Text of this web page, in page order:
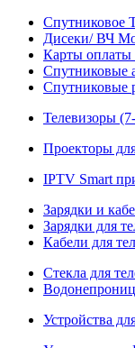
Спутниковое
Дисеки/ ВЧ
Карты оплаты
Спутниковые
Спутниковые
Телевизоры
Проекторы
IPTV Smart
Зарядки и
Зарядки для
Кабели для
Стекла для
Устройства